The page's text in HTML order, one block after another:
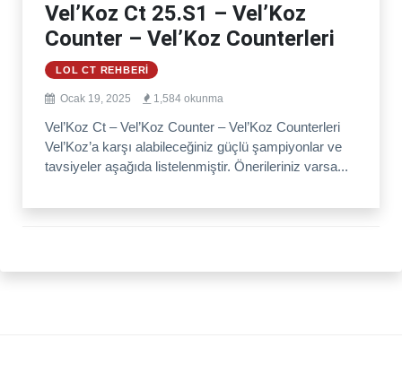
Vel’Koz Ct 25.S1 – Vel’Koz
Counter – Vel’Koz Counterleri
LOL CT REHBERI
Ocak 19, 2025 1,584 okunma
Vel’Koz Ct – Vel’Koz Counter – Vel’Koz Counterleri
Vel’Koz’a karşı alabileceğiniz güçlü şampiyonlar ve
tavsiyeler aşağıda listelenmiştir. Önerileriniz varsa...